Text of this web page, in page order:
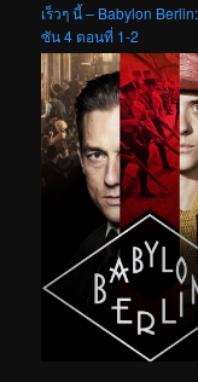
เร็วๆ นี้ – Babylon
ซัน 4 ตอนที่ 1-2